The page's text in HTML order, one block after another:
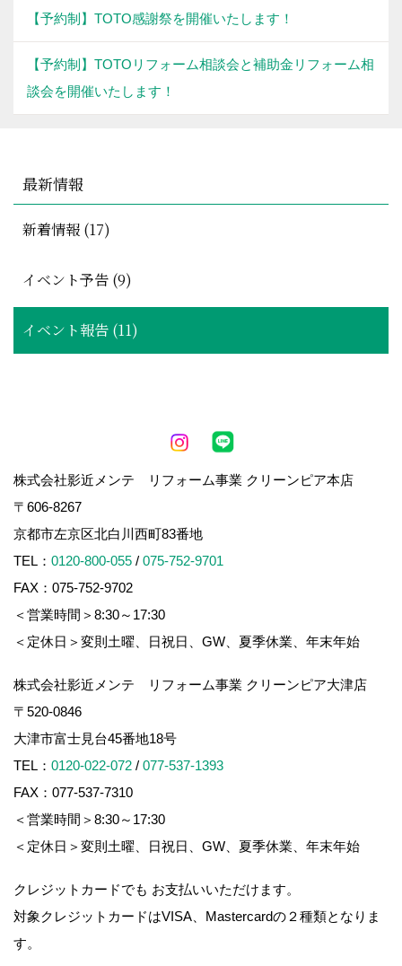
【予約制】TOTO感謝祭を開催いたします！
【予約制】TOTOリフォーム相談会と補助金リフォーム相
談会を開催いたします！
最新情報
新着情報 (17)
イベント予告 (9)
イベント報告 (11)
株式会社影近メンテ リフォーム事業 クリーンピア本店
〒606-8267
京都市左京区北白川西町83番地
TEL： 0120-800-055 / 075-752-9701
FAX：075-752-9702
＜営業時間＞8:30～17:30
＜定休日＞変則土曜、日祝日、GW、夏季休業、年末年始
株式会社影近メンテ リフォーム事業 クリーンピア大津店
〒520-0846
大津市富士見台45番地18号
TEL： 0120-022-072 / 077-537-1393
FAX：077-537-7310
＜営業時間＞8:30～17:30
＜定休日＞変則土曜、日祝日、GW、夏季休業、年末年始
クレジットカードでも お支払いいただけます。
対象クレジットカードはVISA、Mastercardの２種類となりま
す。